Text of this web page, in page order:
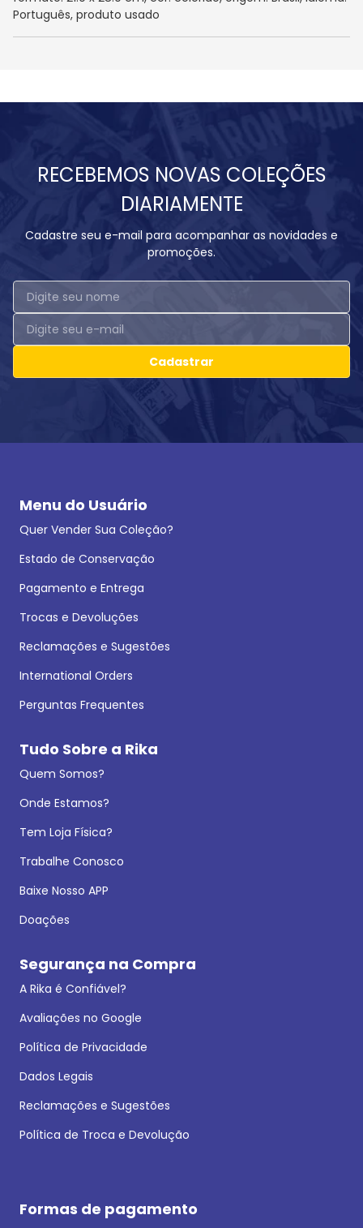
Português, produto usado
RECEBEMOS NOVAS COLEÇÕES
DIARIAMENTE
Cadastre seu e-mail para acompanhar as novidades e
promoções.
Cadastrar
Menu do Usuário
Quer Vender Sua Coleção?
Estado de Conservação
Pagamento e Entrega
Trocas e Devoluções
Reclamações e Sugestões
International Orders
Perguntas Frequentes
Tudo Sobre a Rika
Quem Somos?
Onde Estamos?
Tem Loja Física?
Trabalhe Conosco
Baixe Nosso APP
Doações
Segurança na Compra
A Rika é Confiável?
Avaliações no Google
Política de Privacidade
Dados Legais
Reclamações e Sugestões
Política de Troca e Devolução
Formas de pagamento